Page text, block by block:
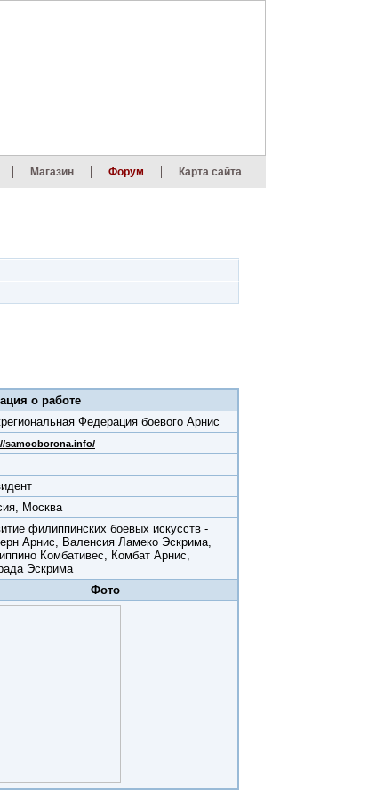
Магазин Форум Карта сайта
о работе
Федерация боевого Арнис
samooborona.info/
Москва
филиппинских боевых искусств -
Арнис, Валенсия Ламеко Эскрима,
Комбативес, Комбат Арнис,
Эскрима
Фото